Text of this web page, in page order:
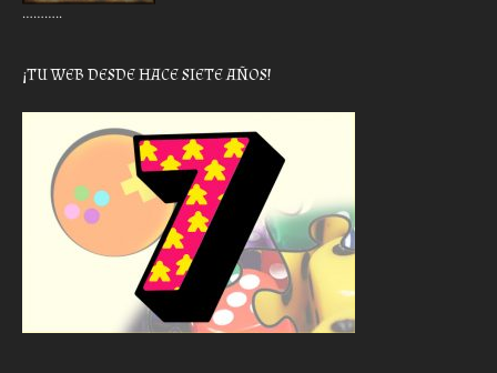
………..
¡TU WEB DESDE HACE SIETE AÑOS!